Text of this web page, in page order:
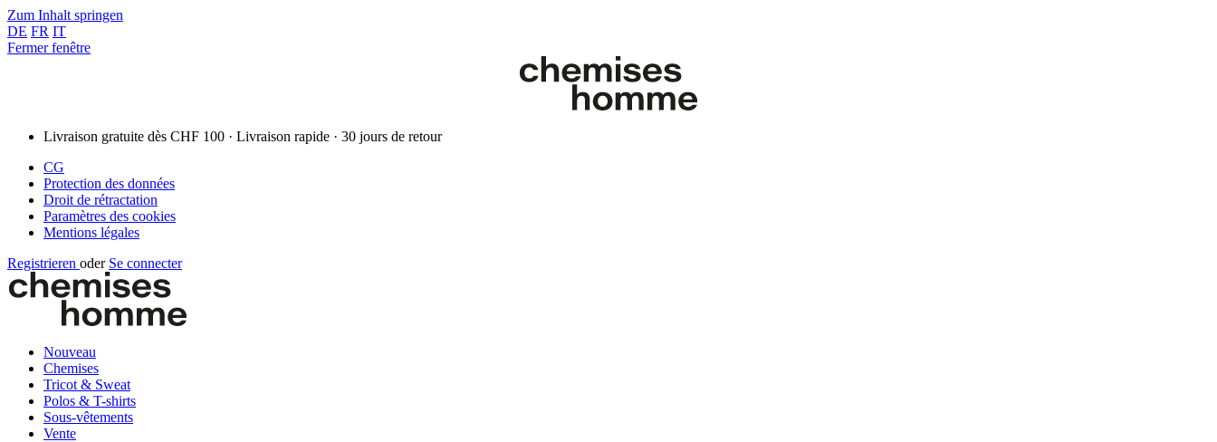
Zum Inhalt springen
DE FR IT
Fermer fenêtre
Livraison gratuite dès CHF 100 · Livraison rapide · 30 jours de retour
CG
Protection des données
Droit de rétractation
Paramètres des cookies
Mentions légales
Registrieren oder Se connecter
Nouveau
Chemises
Tricot & Sweat
Polos & T-shirts
Sous-vêtements
Vente